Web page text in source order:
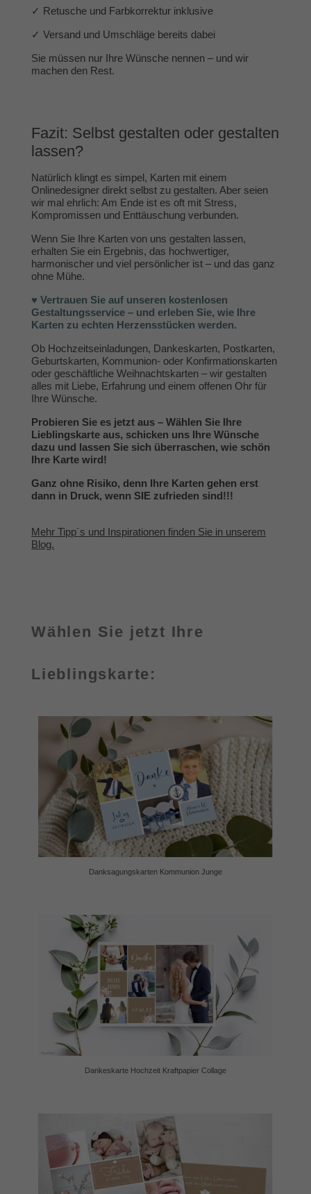
✓ Retusche und Farbkorrektur inklusive
✓ Versand und Umschläge bereits dabei
Sie müssen nur Ihre Wünsche nennen – und wir
machen den Rest.
Fazit: Selbst gestalten oder gestalten
lassen?
Natürlich klingt es simpel, Karten mit einem
Onlinedesigner direkt selbst zu gestalten. Aber seien
wir mal ehrlich: Am Ende ist es oft mit Stress,
Kompromissen und Enttäuschung verbunden.
Wenn Sie Ihre Karten von uns gestalten lassen,
erhalten Sie ein Ergebnis, das hochwertiger,
harmonischer und viel persönlicher ist – und das ganz
ohne Mühe.
♥ Vertrauen Sie auf unseren kostenlosen
Gestaltungsservice – und erleben Sie, wie Ihre
Karten zu echten Herzensstücken werden.
Ob Hochzeitseinladungen, Dankeskarten, Postkarten,
Geburtskarten, Kommunion- oder Konfirmationskarten
oder geschäftliche Weihnachtskarten – wir gestalten
alles mit Liebe, Erfahrung und einem offenen Ohr für
Ihre Wünsche.
Probieren Sie es jetzt aus – Wählen Sie Ihre
Lieblingskarte aus, schicken uns Ihre Wünsche
dazu und lassen Sie sich überraschen, wie schön
Ihre Karte wird!
Ganz ohne Risiko, denn Ihre Karten gehen erst
dann in Druck, wenn SIE zufrieden sind!!!
Mehr Tipp´s und Inspirationen finden Sie in unserem
Blog.
Wählen Sie jetzt Ihre
Lieblingskarte:
Danksagungskarten Kommunion Junge
Dankeskarte Hochzeit Kraftpapier Collage